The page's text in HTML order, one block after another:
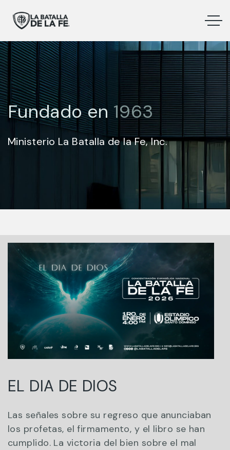
Fundado en 1963
Ministerio La Batalla de la Fe, Inc.
EL DIA DE DIOS
Las señales sobre su regreso que anunciaban
los profetas, el firmamento, y el libro se han
cumplido. La victoria del bien sobre el mal